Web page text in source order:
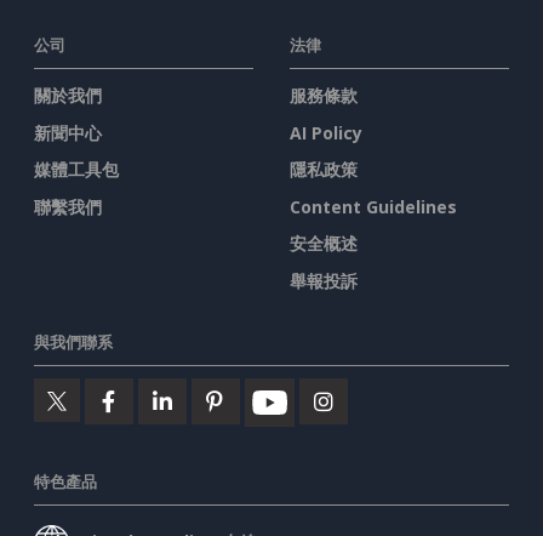
公司
關於我們
新聞中心
媒體工具包
聯繫我們
法律
服務條款
AI Policy
隱私政策
Content Guidelines
安全概述
舉報投訴
與我們聯系
特色產品